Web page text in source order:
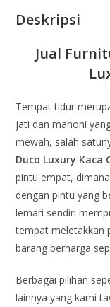
Deskripsi
Jual
Tempat tidur
jati dan mahoni
mewah, salah
Duco Luxury Kaca
pintu empat,
dengan pintu yang
lemari sendiri
tempat meletakkan
barang berharga
Berbagai pilihan
lainnya yang kami